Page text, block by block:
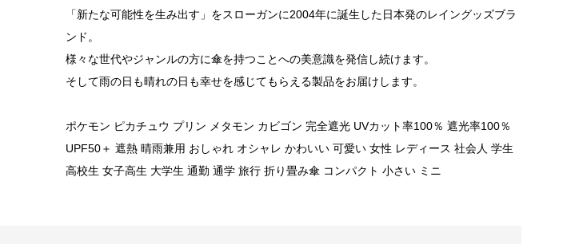
「新たな可能性を生み出す」をスローガンに2004年に誕生した日本発のレイングッズブラ
ンド。
様々な世代やジャンルの方に傘を持つことへの美意識を発信し続けます。
そして雨の日も晴れの日も幸せを感じてもらえる製品をお届けします。
ポケモン ピカチュウ プリン メタモン カビゴン 完全遮光 UVカット率100％ 遮光率100％
UPF50＋ 遮熱 晴雨兼用 おしゃれ オシャレ かわいい 可愛い 女性 レディース 社会人 学生
高校生 女子高生 大学生 通勤 通学 旅行 折り畳み傘 コンパクト 小さい ミニ